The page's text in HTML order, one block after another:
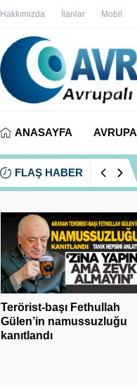
Hakkımızda İlanlar Mobil
ANASAYFA AVRUPA
FLAŞ HABER
Terörist-başı Fethullah
Gülen’in namussuzluğu
kanıtlandı